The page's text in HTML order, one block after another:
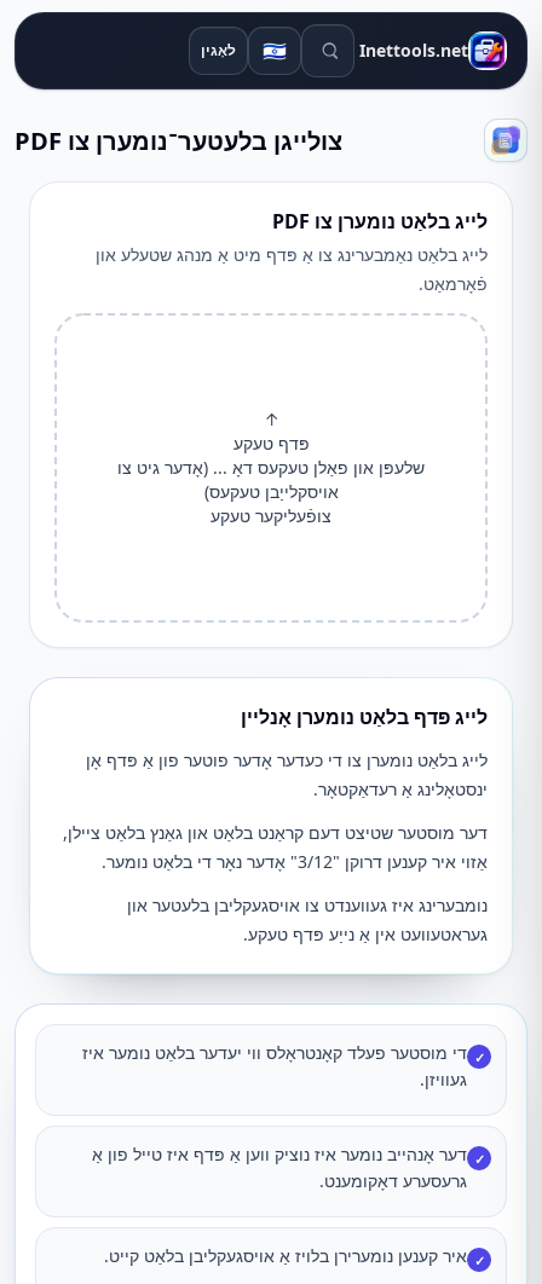
Inettools.net זוכן מכשירים
🇮🇱 לאָגין
צולייגן בלעטער־נומערן צו PDF
לייג בלאַט נומערן צו PDF
לייג בלאַט נאַמבערינג צו אַ פּדף מיט אַ מנהג שטעלע און
פֿאָרמאַט.
↑
פּדף טעקע
שלעפּן און פאַלן טעקעס דאָ ... (אָדער גיט צו
אויסקלייַבן טעקעס)
צופֿעליקער טעקע
לייג פּדף בלאַט נומערן אָנליין
לייג בלאַט נומערן צו די כעדער אָדער פוטער פון אַ פּדף אָן
ינסטאָלינג אַ רעדאַקטאָר.
דער מוסטער שטיצט דעם קראַנט בלאַט און גאַנץ בלאַט ציילן,
אַזוי איר קענען דרוקן "3/12" אָדער נאָר די בלאַט נומער.
נומבערינג איז געווענדט צו אויסגעקליבן בלעטער און
געראטעוועט אין אַ נייַע פּדף טעקע.
✓ די מוסטער פעלד קאָנטראָלס ווי יעדער בלאַט נומער איז
געוויזן.
✓ דער אָנהייב נומער איז נוציק ווען אַ פּדף איז טייל פון אַ
גרעסערע דאָקומענט.
✓ איר קענען נומערירן בלויז אַ אויסגעקליבן בלאַט קייט.